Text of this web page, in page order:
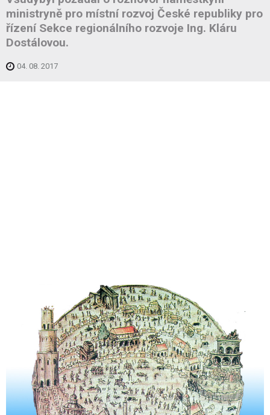
ministryně pro místní rozvoj České republiky pro
řízení Sekce regionálního rozvoje Ing. Kláru
Dostálovou.
04. 08. 2017